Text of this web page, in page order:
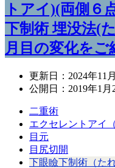
トアイ)(両側６
下制術 埋没法(
月目の変化をご
更新日： 2024年11
公開日： 2019年1月
二重術
エクセレントアイ
目元
目尻切開
下眼瞼下制術（た